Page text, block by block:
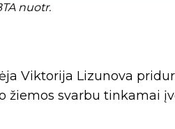
nuotr.
Viktorija Lizunova
žiemos svarbu tinkamai